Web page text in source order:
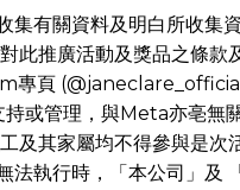
集有關資料及明白所收集
此推廣活動及獎品之條
頁 (@janeclare_official)
或管理，與Meta亦亳無關
及其家屬均不得參與是次
法執行時，「本公司」及